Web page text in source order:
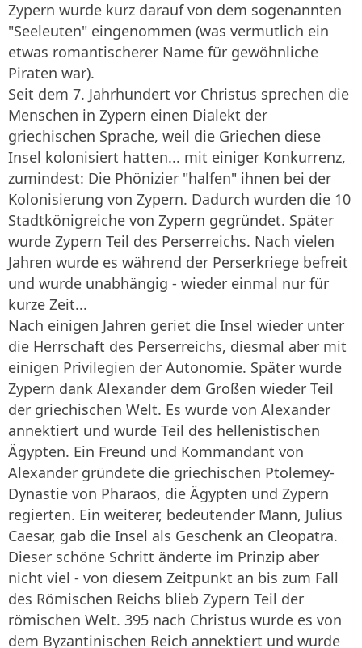
Zypern wurde kurz darauf von dem sogenannten
"Seeleuten" eingenommen (was vermutlich ein
etwas romantischerer Name für gewöhnliche
Piraten war).
Seit dem 7. Jahrhundert vor Christus sprechen die
Menschen in Zypern einen Dialekt der
griechischen Sprache, weil die Griechen diese
Insel kolonisiert hatten... mit einiger Konkurrenz,
zumindest: Die Phönizier "halfen" ihnen bei der
Kolonisierung von Zypern. Dadurch wurden die 10
Stadtkönigreiche von Zypern gegründet. Später
wurde Zypern Teil des Perserreichs. Nach vielen
Jahren wurde es während der Perserkriege befreit
und wurde unabhängig - wieder einmal nur für
kurze Zeit...
Nach einigen Jahren geriet die Insel wieder unter
die Herrschaft des Perserreichs, diesmal aber mit
einigen Privilegien der Autonomie. Später wurde
Zypern dank Alexander dem Großen wieder Teil
der griechischen Welt. Es wurde von Alexander
annektiert und wurde Teil des hellenistischen
Ägypten. Ein Freund und Kommandant von
Alexander gründete die griechischen Ptolemey-
Dynastie von Pharaos, die Ägypten und Zypern
regierten. Ein weiterer, bedeutender Mann, Julius
Caesar, gab die Insel als Geschenk an Cleopatra.
Dieser schöne Schritt änderte im Prinzip aber
nicht viel - von diesem Zeitpunkt an bis zum Fall
des Römischen Reichs blieb Zypern Teil der
römischen Welt. 395 nach Christus wurde es von
dem Byzantinischen Reich annektiert und wurde